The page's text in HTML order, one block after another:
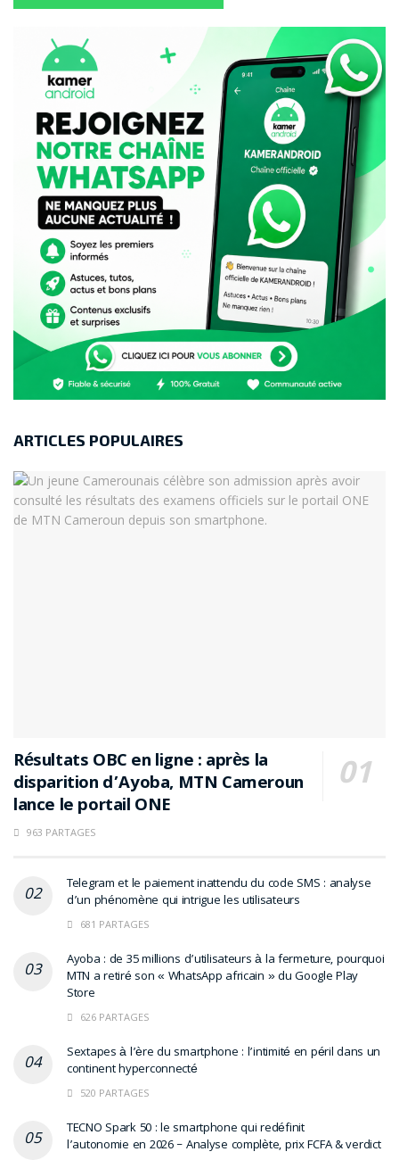
ARTICLES POPULAIRES
Résultats OBC en ligne : après la
disparition d’Ayoba, MTN Cameroun
lance le portail ONE
963 PARTAGES
Telegram et le paiement inattendu du code SMS : analyse
d’un phénomène qui intrigue les utilisateurs
681 PARTAGES
Ayoba : de 35 millions d’utilisateurs à la fermeture, pourquoi
MTN a retiré son « WhatsApp africain » du Google Play
Store
626 PARTAGES
Sextapes à l’ère du smartphone : l’intimité en péril dans un
continent hyperconnecté
520 PARTAGES
TECNO Spark 50 : le smartphone qui redéfinit
l’autonomie en 2026 – Analyse complète, prix FCFA & verdict